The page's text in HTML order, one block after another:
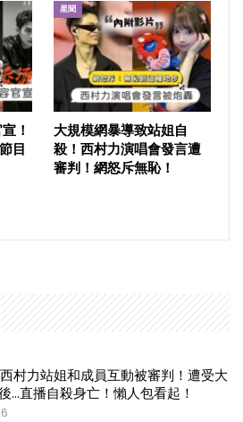
！
目
星聞
大規模網暴導致站姐自
殺！西村力演唱會發言遭
審判！網怒斥無恥！
西村力站姐和成員互動被審判！遭受大
…直播自殺身亡！懶人包看起！